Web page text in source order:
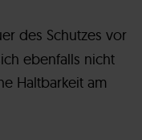
des Schutzes vor
ebenfalls nicht
Haltbarkeit am